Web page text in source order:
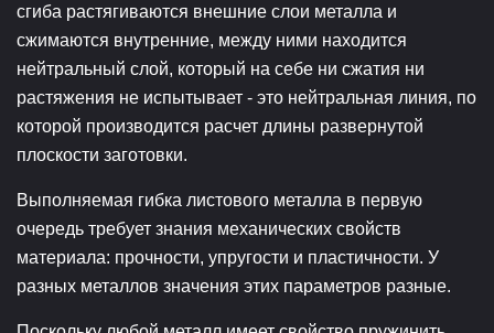
сгиба растягиваются внешние слои металла и
сжимаются внутренние, между ними находится
нейтральный слой, который на себе ни сжатия ни
растяжения не испытывает - это нейтральная линия, по
которой производится расчет длины развернутой
плоскости заготовки.
Выполняемая гибка листового металла в первую
очередь требует знания механических свойств
материала: прочности, упругости и пластичности. У
разных металлов значения этих параметров разные.